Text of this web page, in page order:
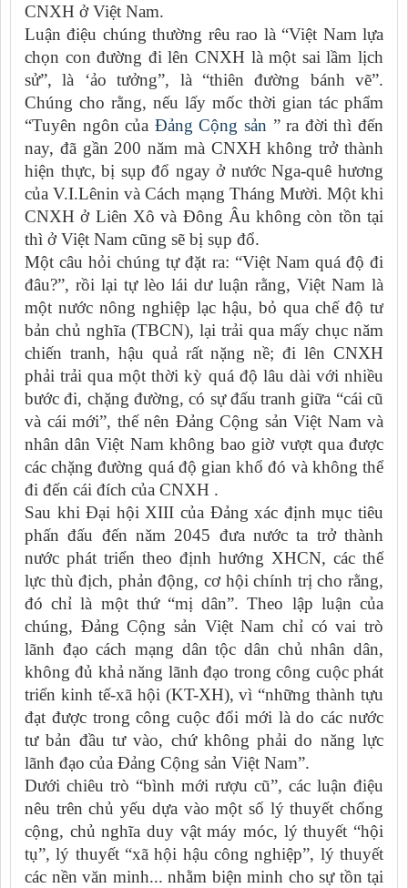
CNXH ở Việt Nam.
Luận điệu chúng thường rêu rao là “Việt Nam lựa
chọn con đường đi lên CNXH là một sai lầm lịch
sử”, là ‘ảo tưởng”, là “thiên đường bánh vẽ”.
Chúng cho rằng, nếu lấy mốc thời gian tác phẩm
“Tuyên ngôn của Đảng Cộng sản ” ra đời thì đến
nay, đã gần 200 năm mà CNXH không trở thành
hiện thực, bị sụp đổ ngay ở nước Nga-quê hương
của V.I.Lênin và Cách mạng Tháng Mười. Một khi
CNXH ở Liên Xô và Đông Âu không còn tồn tại
thì ở Việt Nam cũng sẽ bị sụp đổ.
Một câu hỏi chúng tự đặt ra: “Việt Nam quá độ đi
đâu?”, rồi lại tự lèo lái dư luận rằng, Việt Nam là
một nước nông nghiệp lạc hậu, bỏ qua chế độ tư
bản chủ nghĩa (TBCN), lại trải qua mấy chục năm
chiến tranh, hậu quả rất nặng nề; đi lên CNXH
phải trải qua một thời kỳ quá độ lâu dài với nhiều
bước đi, chặng đường, có sự đấu tranh giữa “cái cũ
và cái mới”, thế nên Đảng Cộng sản Việt Nam và
nhân dân Việt Nam không bao giờ vượt qua được
các chặng đường quá độ gian khổ đó và không thể
đi đến cái đích của CNXH .
Sau khi Đại hội XIII của Đảng xác định mục tiêu
phấn đấu đến năm 2045 đưa nước ta trở thành
nước phát triển theo định hướng XHCN, các thế
lực thù địch, phản động, cơ hội chính trị cho rằng,
đó chỉ là một thứ “mị dân”. Theo lập luận của
chúng, Đảng Cộng sản Việt Nam chỉ có vai trò
lãnh đạo cách mạng dân tộc dân chủ nhân dân,
không đủ khả năng lãnh đạo trong công cuộc phát
triển kinh tế-xã hội (KT-XH), vì “những thành tựu
đạt được trong công cuộc đổi mới là do các nước
tư bản đầu tư vào, chứ không phải do năng lực
lãnh đạo của Đảng Cộng sản Việt Nam”.
Dưới chiêu trò “bình mới rượu cũ”, các luận điệu
nêu trên chủ yếu dựa vào một số lý thuyết chống
cộng, chủ nghĩa duy vật máy móc, lý thuyết “hội
tụ”, lý thuyết “xã hội hậu công nghiệp”, lý thuyết
các nền văn minh... nhằm biện minh cho sự tồn tại